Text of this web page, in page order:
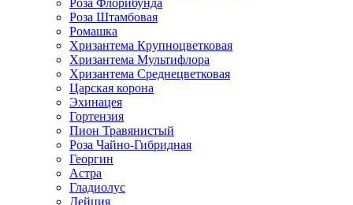
Роза Флорибунда
Роза Штамбовая
Ромашка
Хризантема Крупноцветковая
Хризантема Мультифлора
Хризантема Среднецветковая
Царская корона
Эхинацея
Гортензия
Пион Травянистый
Роза Чайно-Гибридная
Георгин
Астра
Гладиолус
Дейция